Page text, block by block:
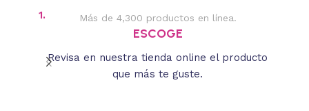
1. Más de 4,300 productos en línea.
ESCOGE
Revisa en nuestra tienda online el producto
que más te guste.